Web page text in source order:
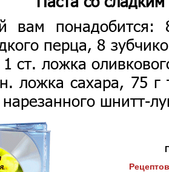
вам понадобится:
перца, 8
ст. ложка
ложка сахара, 75 г
шнитт-